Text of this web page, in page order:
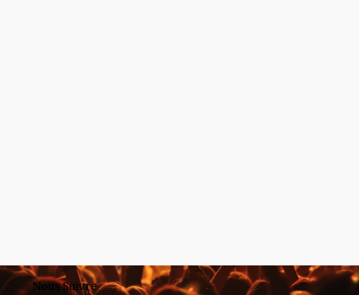
Nous Suivre